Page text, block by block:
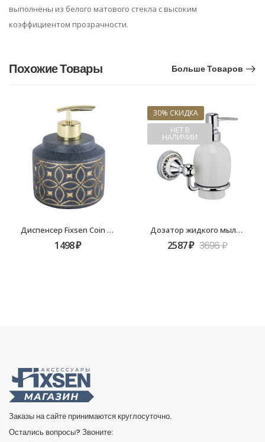
выполнены из белого матового стекла с высоким
коэффициентом прозрачности.
Похожие Товары Больше Товаров
Диспенсер Fixsen Coin FX-250-1
1498₽
30% СКИДКА
НЕТ В
НАЛИЧИИ
Дозатор жидкого мыла Fixsen Bogema FX-78512
2587₽ 3696₽
Заказы на сайте принимаются круглосуточно.
Остались вопросы? Звоните: